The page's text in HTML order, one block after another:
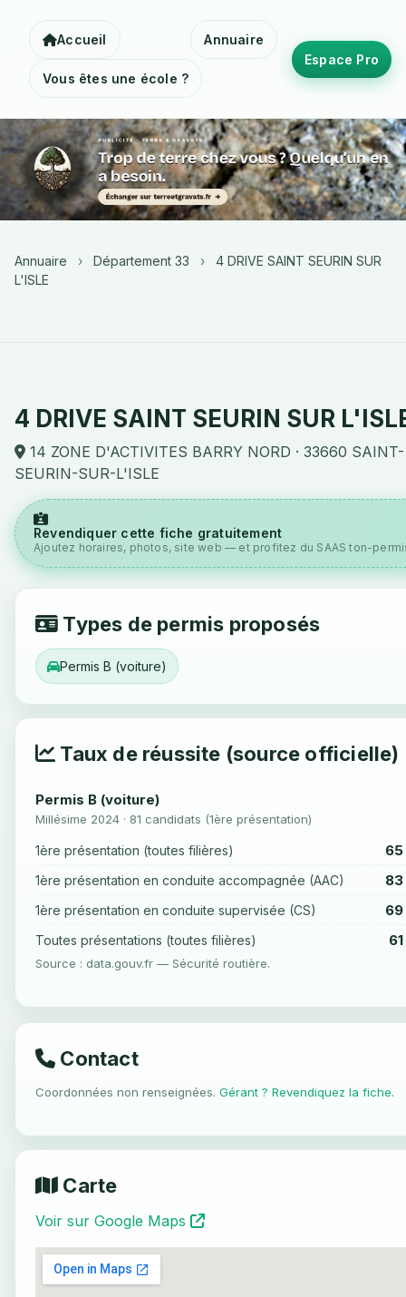
Accueil Annuaire
Vous êtes une école ?
Espace Pro
Annuaire › Département 33 ›
4 DRIVE SAINT SEURIN SUR
L'ISLE
4 DRIVE SAINT SEURIN SUR
14 ZONE D'ACTIVITES BARRY NORD · 33660 SAINT-
SEURIN-SUR-L'ISLE
Revendiquer cette fiche gratuitement
Ajoutez horaires, photos, site web — et profitez du SAAS ton-
Types de permis proposés
Permis B (voiture)
Taux de réussite (source officielle)
Permis B (voiture)
Millésime 2024 · 81 candidats (1ère présentation)
1ère présentation (toutes filières) 65
1ère présentation en conduite accompagnée (AAC) 83
1ère présentation en conduite supervisée (CS) 69
Toutes présentations (toutes filières)
Source : data.gouv.fr — Sécurité routière.
Contact
Coordonnées non renseignées. Gérant ? Revendiquez la fiche.
Carte
Voir sur Google Maps